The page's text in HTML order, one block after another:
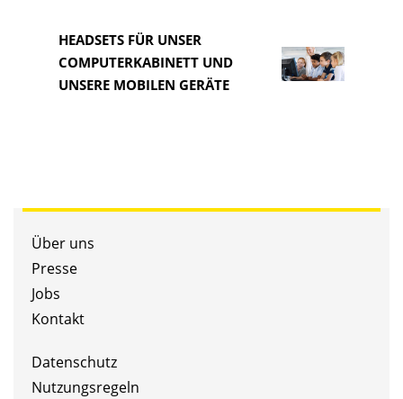
HEADSETS FÜR UNSER
COMPUTERKABINETT UND
UNSERE MOBILEN GERÄTE
Über uns
Presse
Jobs
Kontakt
Datenschutz
Nutzungsregeln